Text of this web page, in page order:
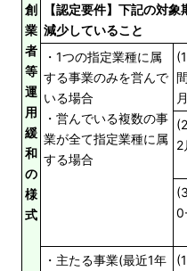
創
業
者
等
運
用
緩
和
の
様
式
【認定要件】下記の対
減少していること
・1つの指定業種に属
する事業のみを営んで
いる場合
・営んでいる複数の事
業が全て指定業種に属
する場合
2
・主たる事業(最近1年